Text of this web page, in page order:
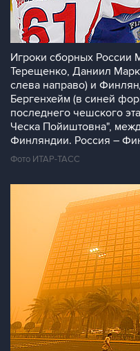
Игроки сборных России
Терещенко, Даниил
слева направо) и
Бергенхейм (в синей
последнего чешского
Ческа Пойиштовна",
Финляндии. Россия –
Фото ИТАР-ТАСС